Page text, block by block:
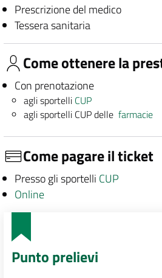
Prescrizione del medico
Tessera sanitaria
Come ottenere la
Con prenotazione
agli sportelli CUP
agli sportelli CUP dellefarmacie
Come pagare il ticket
Presso gli sportelli CUP
Online
Punto prelievi